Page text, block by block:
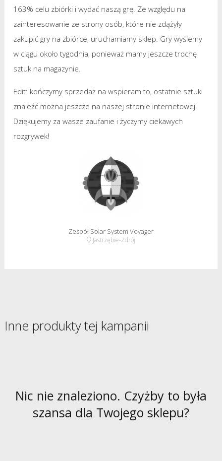
163% celu zbiórki i wydać naszą grę. Ze względu na
zainteresowanie ze strony osób, które nie zdążyły
zakupić gry na zbiórce, uruchamiamy sklep. Gry wyślemy
w ciągu około tygodnia, ponieważ mamy jeszcze trochę
sztuk na magazynie.
Edit: kończymy sprzedaż na wspieram.to, ostatnie sztuki
znaleźć można jeszcze na naszej stronie internetowej.
Dziękujemy za wasze zaufanie i życzymy ciekawych
rozgrywek!
Zespół Solar System Voyager
Jastrzębie-Zdrój
Inne produkty tej kampanii
Nic nie znaleziono. Czyżby to była
szansa dla Twojego sklepu?